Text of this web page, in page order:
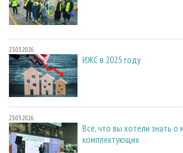
23.03.2026
ИЖС в 2025 году
23.03.2026
Всё, что вы хотели знать о
комплектующих